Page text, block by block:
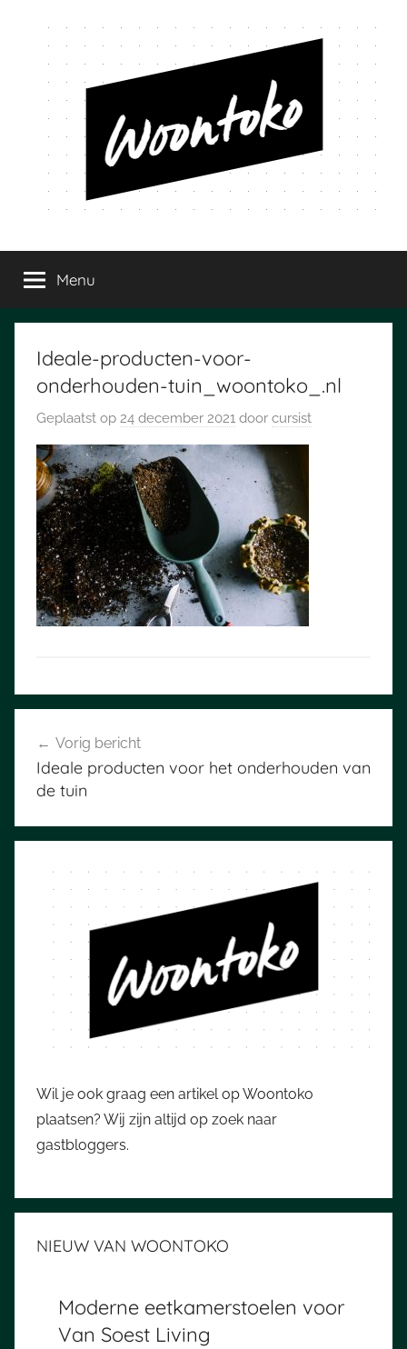
Woontoko
wonen
Menu
Ideale-producten-voor-
onderhouden-tuin_woontoko_.nl
Geplaatst op 24 december 2021 door cursist
navigatie
Vorig bericht
Ideale producten voor het onderhouden van
de tuin
Wil je ook graag een artikel op Woontoko
plaatsen? Wij zijn altijd op zoek naar
gastbloggers.
NIEUW VAN WOONTOKO
Moderne eetkamerstoelen voor
Van Soest Living